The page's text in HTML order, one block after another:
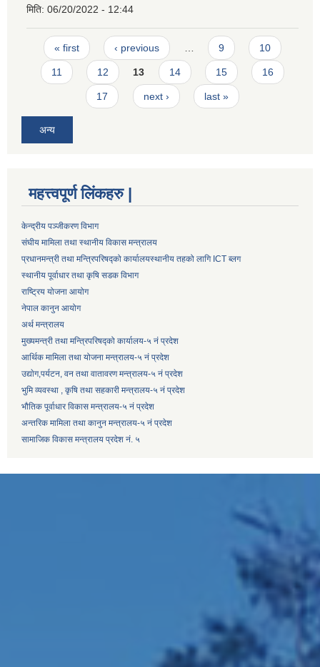
मिति: 06/20/2022 - 12:44
Pages
« first ‹ previous … 9 10
11 12 13 14 15 16
17 next › last »
अन्य
महत्त्वपूर्ण लिंकहरु |
केन्द्रीय पञ्जीकरण विभाग
संघीय मामिला तथा स्थानीय विकास मन्त्रालय
प्रधानमन्त्री तथा मन्त्रिपरिषद्को कार्यालयस्थानीय तहको लागि ICT ब्लग
स्थानीय पूर्वाधार तथा कृषि सडक विभाग
राष्ट्रिय योजना आयोग
नेपाल कानुन आयोग
अर्थ मन्त्रालय
मुख्यमन्त्री तथा मन्त्रिपरिषद्को कार्यालय-५ नं प्रदेश
आर्थिक मामिला तथा योजना मन्त्रालय-५ नं प्रदेश
उद्याेग,पर्यटन, वन तथा वातावरण मन्त्रालय-५ नं प्रदेश
भुमि व्यवस्था , कृषि तथा सहकारी मन्त्रालय-५ नं प्रदेश
भौतिक पूर्वाधार विकास मन्त्रालय-५ नं प्रदेश
अन्तरिक मामिला तथा कानुन मन्त्रालय-५ नं प्रदेश
सामाजिक विकास मन्त्रालय प्रदेश नं. ५